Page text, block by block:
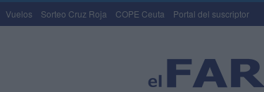
Vuelos Sorteo Cruz Roja COPE Ceuta Portal del suscriptor